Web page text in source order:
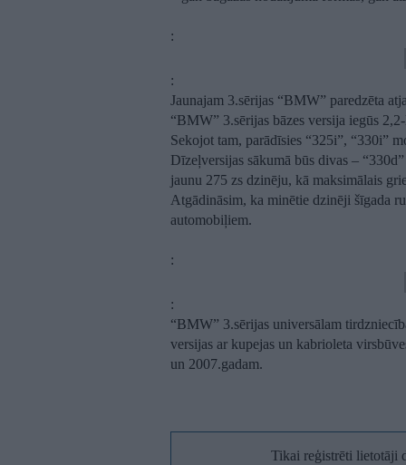
:
:
Jaunajam 3.sērijas “BMW” paredzēta
“BMW” 3.sērijas bāzes versija iegūs
Sekojot tam, parādīsies “325i”, “330i”
Dīzeļversijas sākumā būs divas –
jaunu 275 zs dzinēju, kā maksimālais
Atgādināsim, ka minētie dzinēji šīgada
automobiļiem.
:
:
“BMW” 3.sērijas universālam
versijas ar kupejas un kabrioleta
un 2007.gadam.
Tikai reģistrēti lietotāji